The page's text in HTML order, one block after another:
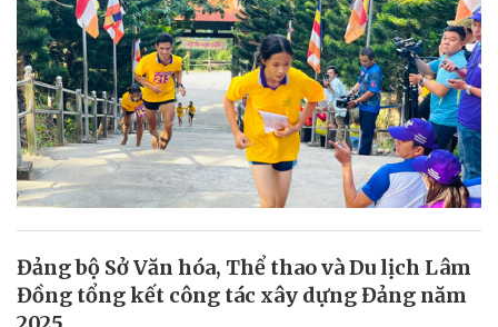
Đảng bộ Sở Văn hóa, Thể thao và Du lịch Lâm
Đồng tổng kết công tác xây dựng Đảng năm